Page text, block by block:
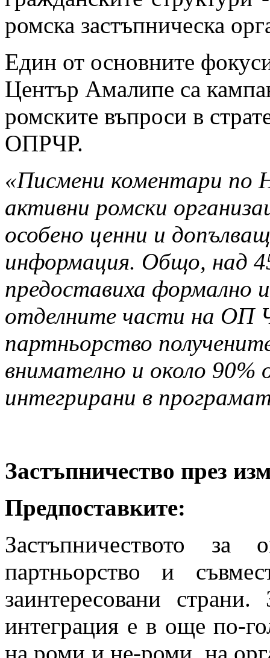
ромска застъпническа
Един от основните
Център Амалипе са
ромските въпроси в
ОПРЧР.
«Писмени коментари по
активни ромски
особено ценни и
информация. Общо, над
предоставиха формално
отделните части на ОП
партньорство
внимателно и около
интегрирани в
Застъпничество през
Предпоставките:
Застъпничеството за
партньорство и
заинтересовани страни.
интеграция е в още по-
на роми и не-роми, на